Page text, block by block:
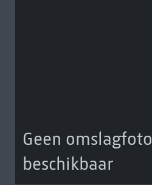
Geen omslagfoto
beschikbaar